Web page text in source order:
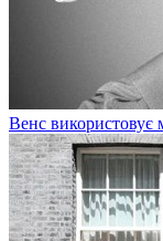
​Венс використовує